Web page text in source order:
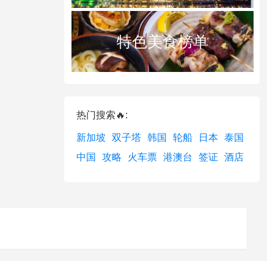
特色美食榜单
热门搜索🔥:
新加坡 双子塔 韩国 轮船 日本 泰国
中国
攻略 火车票 港澳台 签证 酒店